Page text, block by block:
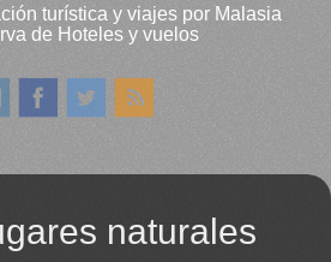
turística y viajes por Malasia
de Hoteles y vuelos
naturales